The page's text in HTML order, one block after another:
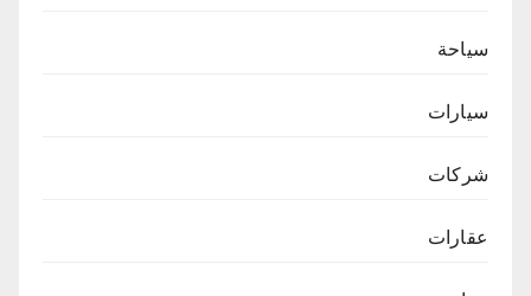
سياحة
سيارات
شركات
عقارات